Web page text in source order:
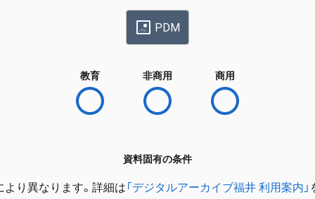
PDM
教育 非商用 商用
資料固有の条件
より異なります。詳細は 「デジタルアーカイブ福井 利用案内」